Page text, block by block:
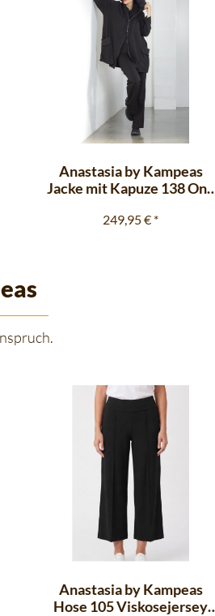
Anastasia by Kampeas
Jacke mit Kapuze 138 One
249,95 € *
Anastasia by Kampeas
Hose 105 Viskosejersey